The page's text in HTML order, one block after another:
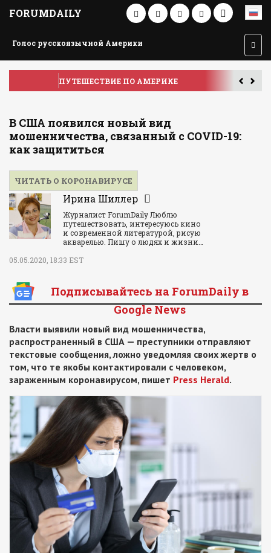
FORUMDAILY
Голос русскоязычной Америки
ПУТЕШЕСТВИЕ ПО АМЕРИКЕ
В США появился новый вид
мошенничества, связанный с COVID-19:
как защититься
ЧИТАТЬ О КОРОНАВИРУСЕ
Ирина Шиллер
Журналист ForumDaily Люблю
путешествовать, интересуюсь кино
и современной литературой, рисую
акварелью. Пишу о людях и жизни…
05.05.2020, 18:33 EST
Подписывайтесь на ForumDaily в
Google News
Власти выявили новый вид мошенничества,
распространенный в США — преступники отправляют
текстовые сообщения, ложно уведомляя своих жертв о
том, что те якобы контактировали с человеком,
зараженным коронавирусом, пишет Press Herald.